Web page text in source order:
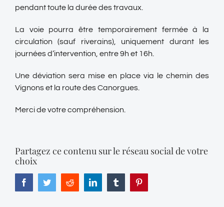
pendant toute la durée des travaux.
La voie pourra être temporairement fermée à la
circulation (sauf riverains), uniquement durant les
journées d’intervention, entre 9h et 16h.
Une déviation sera mise en place via le chemin des
Vignons et la route des Canorgues.
Merci de votre compréhension.
Partagez ce contenu sur le réseau social de votre
choix
FacebookTwitterReddit LinkedIn Tumblr